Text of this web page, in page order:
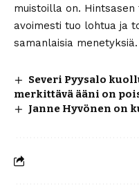
muistoilla on.
avoimesti tuo lohtua ja
samanlaisia menetyksiä.
Severi Pyysalo
merkittävä ääni on
Janne Hyvönen on